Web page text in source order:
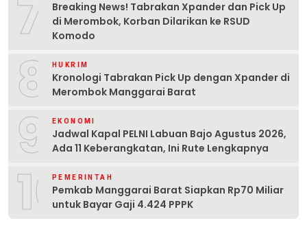
7
Breaking News! Tabrakan Xpander dan Pick Up
di Merombok, Korban Dilarikan ke RSUD
Komodo
8 HUKRIM
Kronologi Tabrakan Pick Up dengan Xpander di
Merombok Manggarai Barat
9 EKONOMI
Jadwal Kapal PELNI Labuan Bajo Agustus 2026,
Ada 11 Keberangkatan, Ini Rute Lengkapnya
10PEMERINTAH
Pemkab Manggarai Barat Siapkan Rp70 Miliar
untuk Bayar Gaji 4.424 PPPK